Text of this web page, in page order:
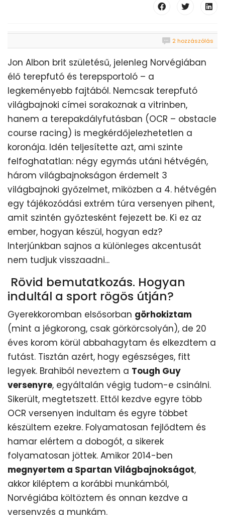
2 hozzászólás
Jon Albon brit születésű, jelenleg Norvégiában
élő terepfutó és terepsportoló – a
legkeményebb fajtából. Nemcsak terepfutó
világbajnoki címei sorakoznak a vitrinben,
hanem a terepakdályfutásban (OCR – obstacle
course racing) is megkérdőjelezhetetlen a
koronája. Idén teljesítette azt, ami szinte
felfoghatatlan: négy egymás utáni hétvégén,
három világbajnokságon érdemelt 3
világbajnoki győzelmet, miközben a 4. hétvégén
egy tájékozódási extrém túra versenyen pihent,
amit szintén győztesként fejezett be. Ki ez az
ember, hogyan készül, hogyan edz?
Interjúnkban sajnos a különleges akcentusát
nem tudjuk visszaadni...
Rövid bemutatkozás. Hogyan
indultál a sport rögös útján?
Gyerekkoromban elsősorban görhokiztam
(mint a jégkorong, csak görkörcsolyán), de 20
éves korom körül abbahagytam és elkezdtem a
futást. Tisztán azért, hogy egészséges, fitt
legyek. Brahiból neveztem a Tough Guy
versenyre, egyáltalán végig tudom-e csinálni.
Sikerült, megtetszett. Ettől kezdve egyre több
OCR versenyen indultam és egyre többet
készültem ezekre. Folyamatosan fejlődtem és
hamar elértem a dobogót, a sikerek
folyamatosan jöttek. Amikor 2014-ben
megnyertem a Spartan Világbajnokságot,
akkor kiléptem a korábbi munkámból,
Norvégiába költöztem és onnan kezdve a
versenyzés a munkám.